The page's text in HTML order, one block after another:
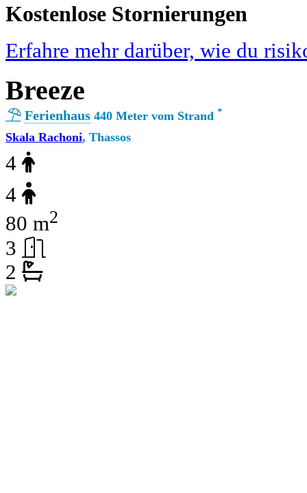
Kostenlose Stornierungen
Erfahre mehr darüber, wie du
Breeze
Ferienhaus 440 Meter vom Strand *
Skala Rachoni, Thassos
4
4
80 m2
3
2